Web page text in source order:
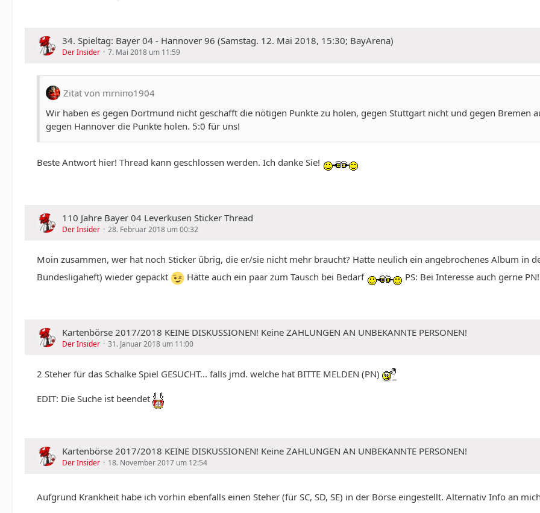
34. Spieltag: Bayer 04 - Hannover 96 (Samstag. 12. Mai 2018, 15:30; BayArena)
Der Insider 7. Mai 2018 um 11:59
Zitat von mrnino1904
Wir haben es gegen Dortmund nicht geschafft die nötigen Punkte zu holen, gegen Stuttgart nicht und gegen Bremen
gegen Hannover die Punkte holen. 5:0 für uns!
Beste Antwort hier! Thread kann geschlossen werden. Ich danke Sie!
110 Jahre Bayer 04 Leverkusen Sticker Thread
Der Insider 28. Februar 2018 um 00:32
Moin zusammen, wer hat noch Sticker übrig, die er/sie nicht mehr braucht? Hatte neulich ein angebrochenes Album in
Bundesligaheft) wieder gepackt
Hätte auch ein paar zum Tausch bei Bedarf PS: Bei Interesse auch gerne PN!
Kartenbörse 2017/2018 KEINE DISKUSSIONEN! Keine ZAHLUNGEN AN UNBEKANNTE PERSONEN!
Der Insider 31. Januar 2018 um 11:00
2 Steher für das Schalke Spiel GESUCHT... falls jmd. welche hat BITTE MELDEN (PN)
EDIT: Die Suche ist beendet
Kartenbörse 2017/2018 KEINE DISKUSSIONEN! Keine ZAHLUNGEN AN UNBEKANNTE PERSONEN!
Der Insider 18. November 2017 um 12:54
Aufgrund Krankheit habe ich vorhin ebenfalls einen Steher (für SC, SD, SE) in der Börse eingestellt. Alternativ Info an